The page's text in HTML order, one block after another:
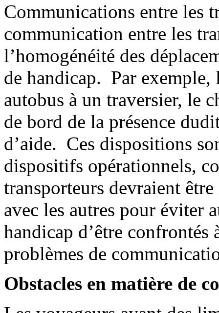
Communications entre les
communication entre les
l’homogénéité des
de handicap. Par
autobus à un traversier, le
de bord de la présence
d’aide. Ces dispositions
dispositifs opérationnels,
transporteurs devraient
avec les autres pour éviter
handicap d’être confrontés
problèmes de
Obstacles en matière de